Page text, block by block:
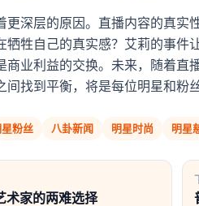
更深层的原因。直播内容的真实
牺牲自己的真实感？艾莉的事件
商业利益的交换。未来，随着直
间找到平衡，将是每位明星和粉
星粉丝 八卦新闻 明星时尚 明星
术家的两难选择